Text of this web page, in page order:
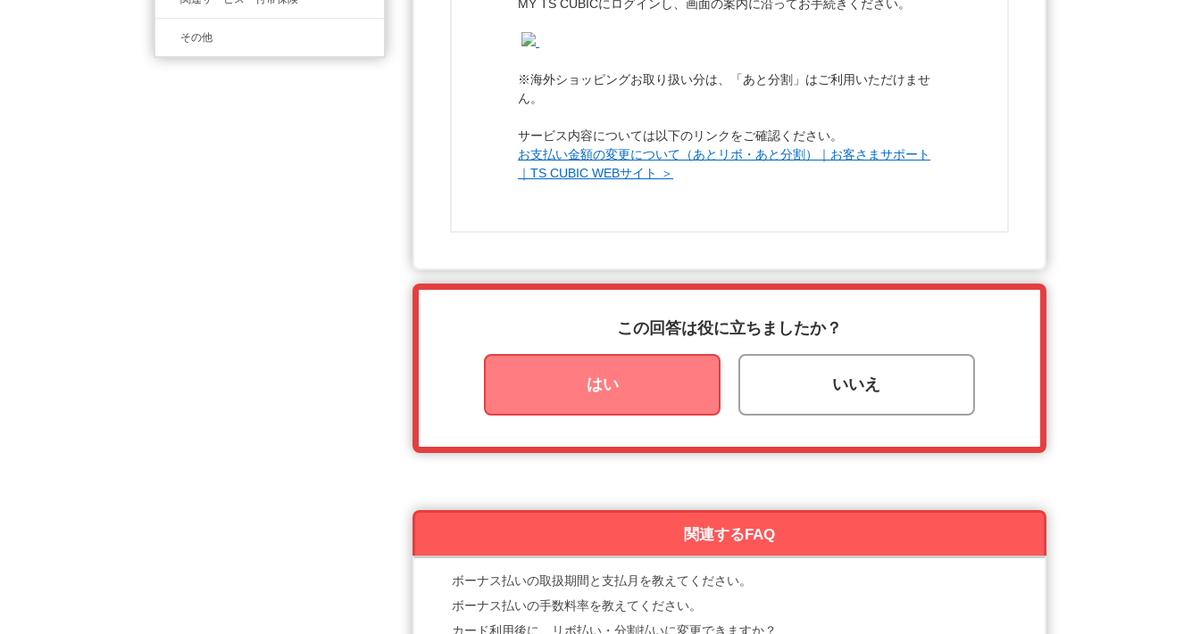
その他
MY TS CUBICにログインし、画面の案内に沿ってお手続きください。
※海外ショッピングお取り扱い分は、「あと分割」はご利用いただけませ
ん。
サービス内容については以下のリンクをご確認ください。
お支払い金額の変更について（あとリボ・あと分割）｜お客さまサポート
｜TS CUBIC WEBサイト ＞
この回答は役に立ちましたか？
はい いいえ
関連するFAQ
ボーナス払いの取扱期間と支払月を教えてください。
ボーナス払いの手数料率を教えてください。
カード利用後に、リボ払い・分割払いに変更できますか？